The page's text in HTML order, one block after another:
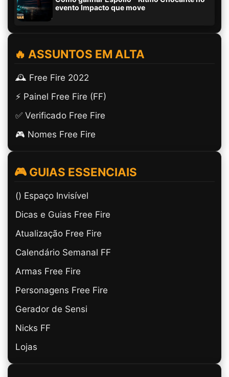
evento Impacto que move
🔥 ASSUNTOS EM ALTA
🕰️ Free Fire 2022
⚡ Painel Free Fire (FF)
✅ Verificado Free Fire
🎮 Nomes Free Fire
🎮 GUIAS ESSENCIAIS
(ㅤ) Espaço Invisível
Dicas e Guias Free Fire
Atualização Free Fire
Calendário Semanal FF
Armas Free Fire
Personagens Free Fire
Gerador de Sensi
Nicks FF
Lojas